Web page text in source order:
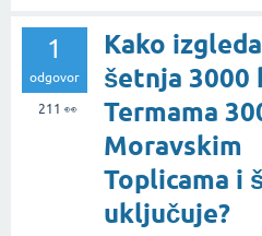
1
odgovor
211 👀
Kako
šetnja 3000
Termama
Moravskim
Toplicama i
uključuje?